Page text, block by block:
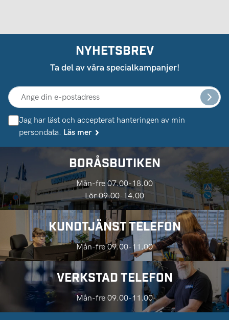
NYHETSBREV
Ta del av våra specialkampanjer!
Jag har läst och accepterat hanteringen av min
persondata. Läs mer
BORÅSBUTIKEN
Mån-fre 07.00-18.00
Lör 09.00-14.00
KUNDTJÄNST TELEFON
Mån-fre 09.00-11.00
VERKSTAD TELEFON
Mån-fre 09.00-11.00